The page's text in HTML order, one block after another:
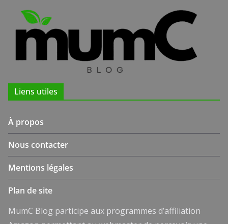
Liens utiles
À propos
Nous contacter
Mentions légales
Plan de site
MumC Blog participe aux programmes d’affiliation